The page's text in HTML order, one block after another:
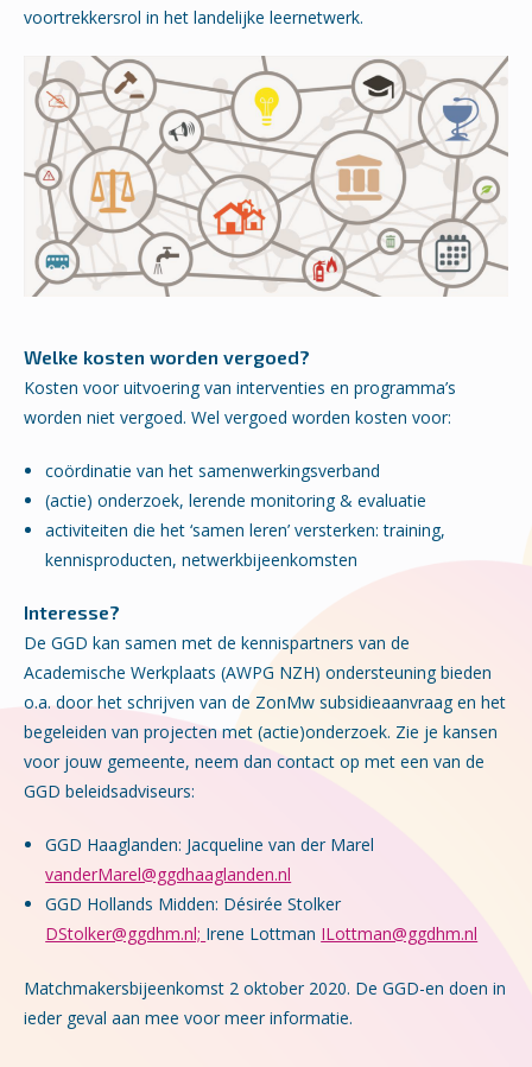
voortrekkersrol in het landelijke leernetwerk.
Welke kosten worden vergoed?
Kosten voor uitvoering van interventies en programma’s
worden niet vergoed. Wel vergoed worden kosten voor:
coördinatie van het samenwerkingsverband
(actie) onderzoek, lerende monitoring & evaluatie
activiteiten die het ‘samen leren’ versterken: training,
kennisproducten, netwerkbijeenkomsten
Interesse?
De GGD kan samen met de kennispartners van de
Academische Werkplaats (AWPG NZH) ondersteuning bieden
o.a. door het schrijven van de ZonMw subsidieaanvraag en het
begeleiden van projecten met (actie)onderzoek. Zie je kansen
voor jouw gemeente, neem dan contact op met een van de
GGD beleidsadviseurs:
GGD Haaglanden: Jacqueline van der Marel
vanderMarel@ggdhaaglanden.nl
GGD Hollands Midden: Désirée Stolker
DStolker@ggdhm.nl; Irene Lottman ILottman@ggdhm.nl
Matchmakersbijeenkomst 2 oktober 2020. De GGD-en doen in
ieder geval aan mee voor meer informatie.